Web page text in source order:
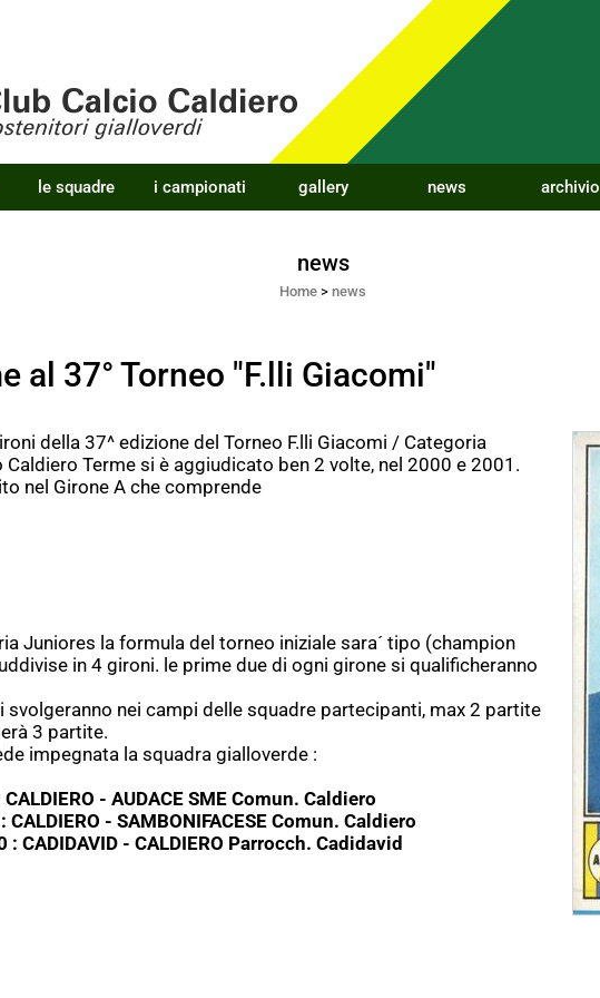
le squadre i campionati gallery news archivio
news
Home > news
al 37° Torneo "F.lli Giacomi"
della 37^ edizione del Torneo F.lli Giacomi / Categoria
Terme si è aggiudicato ben 2 volte, nel 2000 e 2001.
nel Girone A che comprende
Juniores la formula del torneo iniziale sara´ tipo (champion
in 4 gironi. le prime due di ogni girone si qualificheranno
svolgeranno nei campi delle squadre partecipanti, max 2 partite
3 partite.
impegnata la squadra gialloverde :
- AUDACE SME Comun. Caldiero
- SAMBONIFACESE Comun. Caldiero
CADIDAVID - CALDIERO Parrocch. Cadidavid